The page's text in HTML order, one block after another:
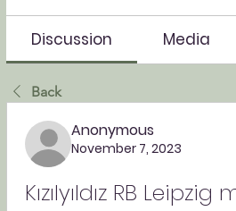
Discussion Media
Back
Anonymous
November 7, 2023
Kızılyıldız RB